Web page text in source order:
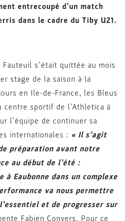
entrecoupé d’un match
dans le cadre du Tiby U21.
Fauteuil s’était quittée au mois
stage de la saison à la
en Ile-de-France, les Bleus
centre sportif de l’Athletica à
l’équipe de continuer sa
internationales : « Il s’agit
préparation avant notre
au début de l’été :
à Eaubonne dans un complexe
va nous permettre
et de progresser sur
Fabien Convers. Pour ce